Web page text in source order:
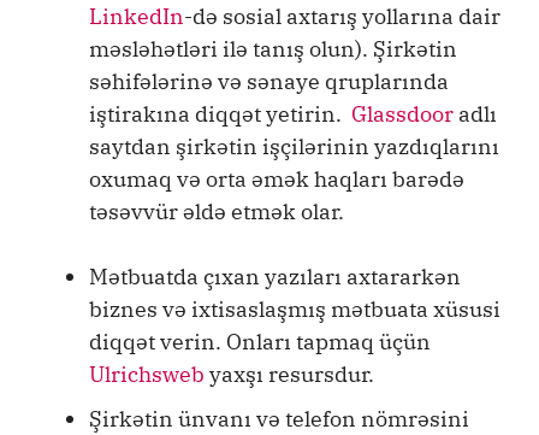
LinkedIn-də sosial axtarış yollarına dair
məsləhətləri ilə tanış olun). Şirkətin
səhifələrinə və sənaye qruplarında
iştirakına diqqət yetirin. Glassdoor adlı
saytdan şirkətin işçilərinin yazdıqlarını
oxumaq və orta əmək haqları barədə
təsəvvür əldə etmək olar.
Mətbuatda çıxan yazıları axtararkən
biznes və ixtisaslaşmış mətbuata xüsusi
diqqət verin. Onları tapmaq üçün
Ulrichsweb yaxşı resursdur.
Şirkətin ünvanı və telefon nömrəsini